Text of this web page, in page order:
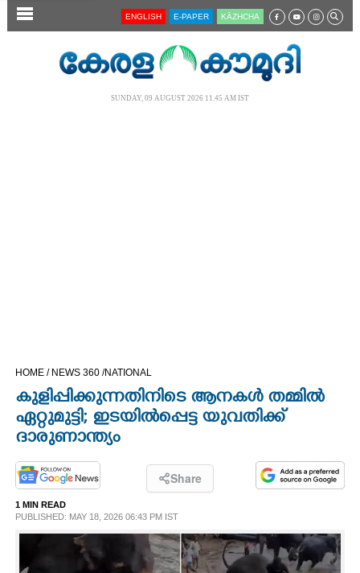
SECTIONS
CINEMA
OPINION
PHOTOS
LIFESTYLE
ENGLISH E-PAPER KĀZHCHA
SUNDAY, 09 AUGUST 2026 11.45 AM IST
HOME / NEWS 360 /NATIONAL
കുളിപ്പിക്കുന്നതിനിടെ ആനകൾ തമ്മിൽ
ഏറ്റുമുട്ടി; ഇടയിൽപ്പെട്ട യുവതിക്ക്
ദാരുണാന്ത്യം
Share
1 MIN READ
PUBLISHED: MAY 18, 2026 06:43 PM IST